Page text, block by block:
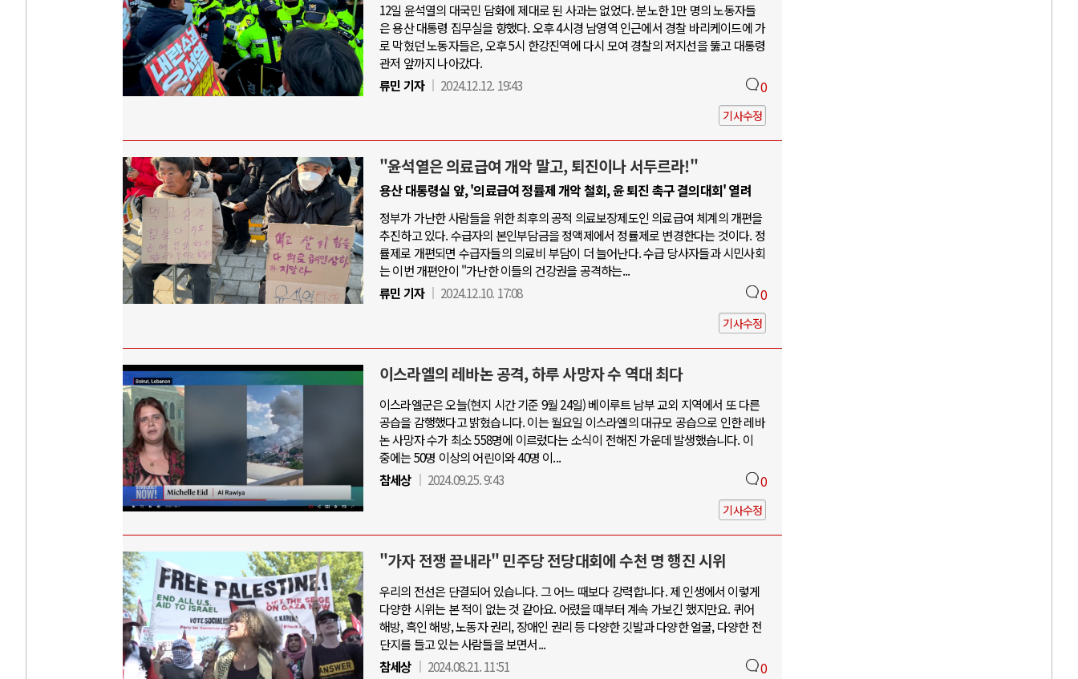
12일 윤석열의 대국민 담화에 제대로 된 사과는 없었다. 분노한 1만 명의 노동자들
은 용산 대통령 집무실을 향했다. 오후 4시경 남영역 인근에서 경찰 바리케이드에 가
로 막혔던 노동자들은, 오후 5시 한강진역에 다시 모여 경찰의 저지선을 뚫고 대통령
관저 앞까지 나아갔다.
류민 기자
2024.12.12. 19:43 0
기사수정
"윤석열은 의료급여 개악 말고, 퇴진이나 서두르라!"
용산 대통령실 앞, '의료급여 정률제 개악 철회, 윤 퇴진 촉구 결의대회' 열려
정부가 가난한 사람들을 위한 최후의 공적 의료보장제도인 의료급여 체계의 개편을
추진하고 있다. 수급자의 본인부담금을 정액제에서 정률제로 변경한다는 것이다. 정
률제로 개편되면 수급자들의 의료비 부담이 더 늘어난다. 수급 당사자들과 시민사회
는 이번 개편안이 "가난한 이들의 건강권을 공격하는...
류민 기자
2024.12.10. 17:08 0
기사수정
이스라엘의 레바논 공격, 하루 사망자 수 역대 최다
이스라엘군은 오늘(현지 시간 기준 9월 24일) 베이루트 남부 교외 지역에서 또 다른
공습을 감행했다고 밝혔습니다. 이는 월요일 이스라엘의 대규모 공습으로 인한 레바
논 사망자 수가 최소 558명에 이르렀다는 소식이 전해진 가운데 발생했습니다. 이
중에는 50명 이상의 어린이와 40명 이...
참세상
2024.09.25. 9:43 0
기사수정
"가자 전쟁 끝내라" 민주당 전당대회에 수천 명 행진 시위
우리의 전선은 단결되어 있습니다. 그 어느 때보다 강력합니다. 제 인생에서 이렇게
다양한 시위는 본 적이 없는 것 같아요. 어렸을 때부터 계속 가보긴 했지만요. 퀴어
해방, 흑인 해방, 노동자 권리, 장애인 권리 등 다양한 깃발과 다양한 얼굴, 다양한 전
단지를 들고 있는 사람들을 보면서...
참세상
2024.08.21. 11:51 0